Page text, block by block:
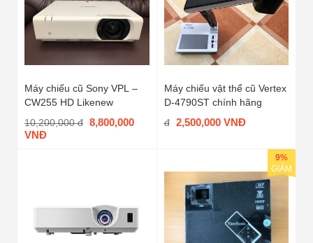
Máy chiếu cũ Sony VPL –
CW255 HD Likenew
10,200,000 đ 8,800,000
VNĐ
Máy chiếu vật thể cũ Vertex
D-4790ST chính hãng
đ 2,500,000 VNĐ
9%
GIẢM